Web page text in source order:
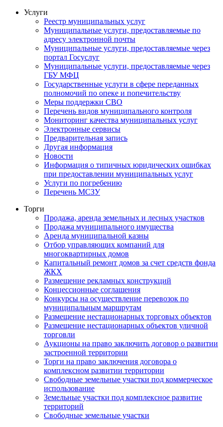
Услуги
Реестр муниципальных услуг
Муниципальные услуги, предоставляемые по
адресу электронной почты
Муниципальные услуги, предоставляемые через
портал Госуслуг
Муниципальные услуги, предоставляемые через
ГБУ МФЦ
Государственные услуги в сфере переданных
полномочий по опеке и попечительству
Меры поддержки СВО
Перечень видов муниципального контроля
Мониторинг качества муниципальных услуг
Электронные сервисы
Предварительная запись
Другая информация
Новости
Информация о типичных юридических ошибках
при предоставлении муниципальных услуг
Услуги по погребению
Перечень МСЗУ
Торги
Продажа, аренда земельных и лесных участков
Продажа муниципального имущества
Аренда муниципальной казны
Отбор управляющих компаний для
многоквартирных домов
Капитальный ремонт домов за счет средств фонда
ЖКХ
Размещение рекламных конструкций
Концессионные соглашения
Конкурсы на осуществление перевозок по
муниципальным маршрутам
Размещение нестационарных торговых объектов
Размещение нестационарных объектов уличной
торговли
Аукционы на право заключить договор о развитии
застроенной территории
Торги на право заключения договора о
комплексном развитии территории
Свободные земельные участки под коммерческое
использование
Земельные участки под комплексное развитие
территорий
Свободные земельные участки